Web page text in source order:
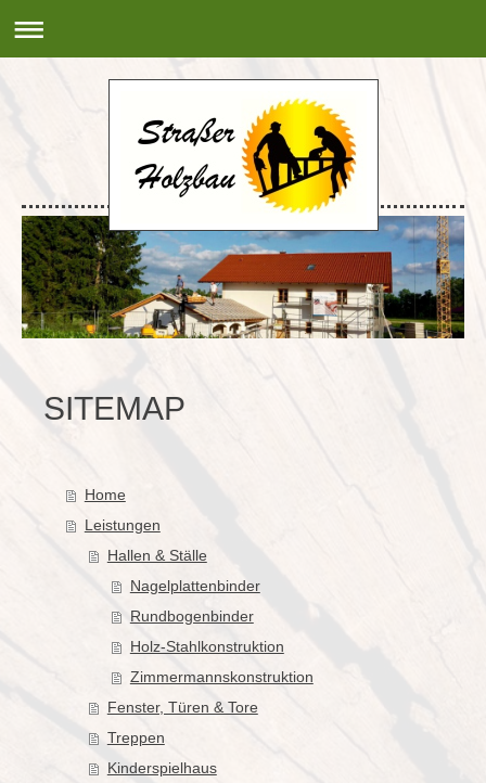
SITEMAP
Home
Leistungen
Hallen & Ställe
Nagelplattenbinder
Rundbogenbinder
Holz-Stahlkonstruktion
Zimmermannskonstruktion
Fenster, Türen & Tore
Treppen
Kinderspielhaus